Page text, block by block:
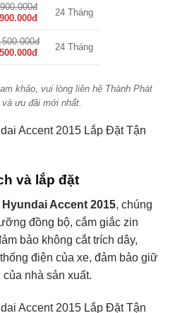
24 Tháng
24 Tháng
khảo, vui lòng liên hệ Thành Phát
ưu đãi mới nhất.
và lắp đặt
Accent 2015, chúng
đồng bộ, cắm giắc zin
bảo không cắt trích dây,
điện của xe, đảm bảo giữ
nhà sản xuất.